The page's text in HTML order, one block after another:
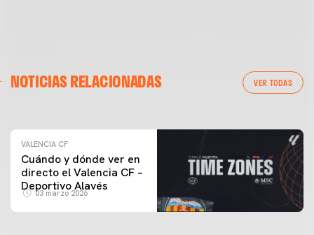
NOTICIAS RELACIONADAS VER TODAS
ENTRENAMIENTO DEL VALENCIA CF 04/03/26
VALENCIA CF
Cuándo y dónde ver en
directo el Valencia CF –
Deportivo Alavés
03 marzo 2026